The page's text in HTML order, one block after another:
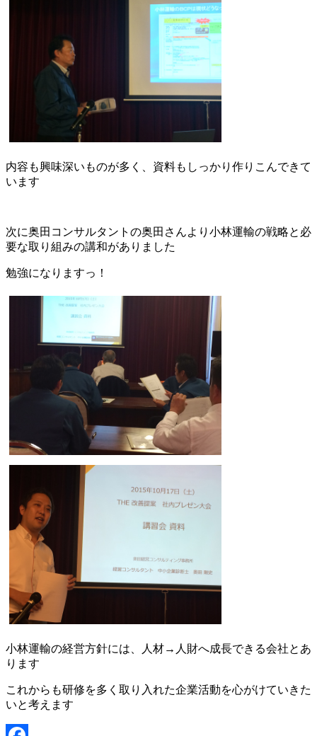
内容も興味深いものが多く、資料もしっかり作りこんできて
います
次に奥田コンサルタントの奥田さんより小林運輸の戦略と必
要な取り組みの講和がありました
勉強になりますっ！
小林運輸の経営方針には、人材→人財へ成長できる会社とあ
ります
これからも研修を多く取り入れた企業活動を心がけていきた
いと考えます